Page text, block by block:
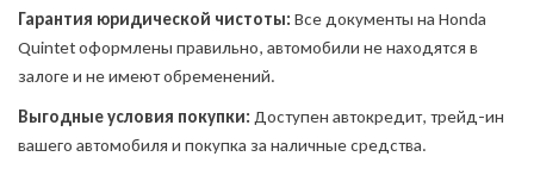
Гарантия юридической чистоты: Все документы на Honda
Quintet оформлены правильно, автомобили не находятся в
залоге и не имеют обременений.
Выгодные условия покупки: Доступен автокредит, трейд-ин
вашего автомобиля и покупка за наличные средства.